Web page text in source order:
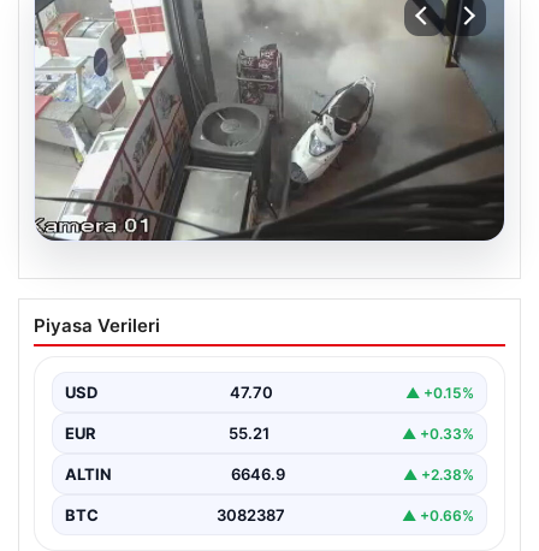
06.08.2026
Bahçelievler’de tahliye edilen 4 katlı
binanın çöktüğü anlar
Detayları ve Güvenlik Önlemleri", "content": "İstanbul'un
Bahçelievler…
Piyasa Verileri
USD 47.70 ▲ +0.15%
EUR 55.21 ▲ +0.33%
ALTIN 6646.9 ▲ +2.38%
BTC 3082387 ▲ +0.66%